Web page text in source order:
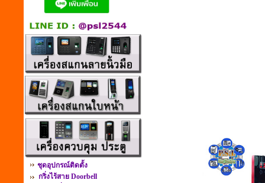
ชุดอุปกรณ์ติดตั้ง
กริ่งไร้สาย Doorbell